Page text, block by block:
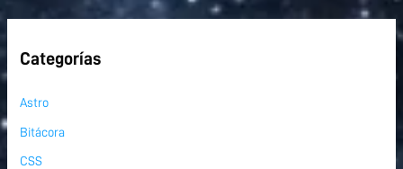
Categorías
Astro
Bitácora
CSS